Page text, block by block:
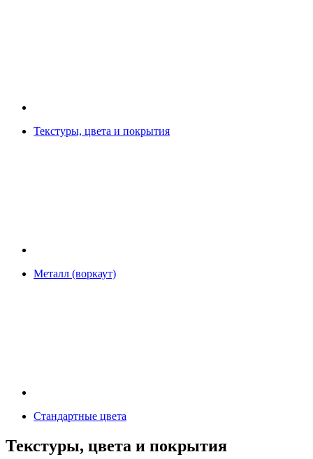
Текстуры, цвета и покрытия
Металл (воркаут)
Стандартные цвета
Текстуры, цвета и покрытия